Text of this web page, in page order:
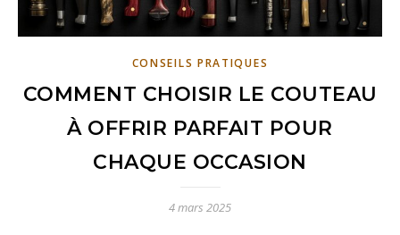
CONSEILS PRATIQUES
COMMENT CHOISIR LE COUTEAU
À OFFRIR PARFAIT POUR
CHAQUE OCCASION
4 mars 2025